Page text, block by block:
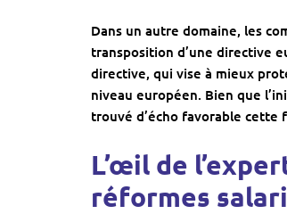
Dans un autre domaine, les
transposition d’une directive
directive, qui vise à mieux
niveau européen. Bien que
trouvé d’écho favorable cette
L’œil de
réformes